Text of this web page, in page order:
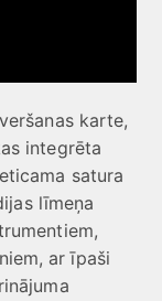
karte,
integrēta
satura
līmeņa
ar īpaši